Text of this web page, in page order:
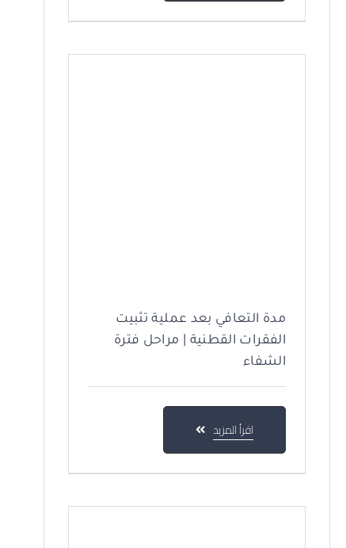
مدة التعافي بعد عملية تثبيت
الفقرات القطنية | مراحل فترة
الشفاء
اقرأ المزيد